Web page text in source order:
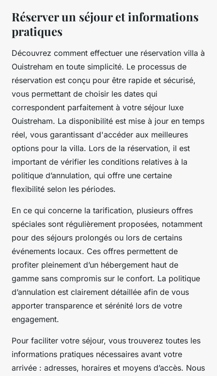
Réserver un séjour et informations
pratiques
Découvrez comment effectuer une réservation villa à
Ouistreham en toute simplicité. Le processus de
réservation est conçu pour être rapide et sécurisé,
vous permettant de choisir les dates qui
correspondent parfaitement à votre séjour luxe
Ouistreham. La disponibilité est mise à jour en temps
réel, vous garantissant d'accéder aux meilleures
options pour la villa. Lors de la réservation, il est
important de vérifier les conditions relatives à la
politique d’annulation, qui offre une certaine
flexibilité selon les périodes.
En ce qui concerne la tarification, plusieurs offres
spéciales sont régulièrement proposées, notamment
pour des séjours prolongés ou lors de certains
événements locaux. Ces offres permettent de
profiter pleinement d’un hébergement haut de
gamme sans compromis sur le confort. La politique
d’annulation est clairement détaillée afin de vous
apporter transparence et sérénité lors de votre
engagement.
Pour faciliter votre séjour, vous trouverez toutes les
informations pratiques nécessaires avant votre
arrivée : adresses, horaires et moyens d’accès. Nous